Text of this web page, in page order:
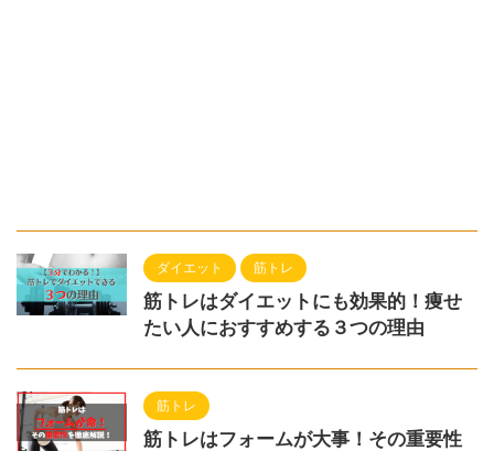
ダイエット 筋トレ
筋トレはダイエットにも効果的！痩せ
たい人におすすめする３つの理由
筋トレ
筋トレはフォームが大事！その重要性